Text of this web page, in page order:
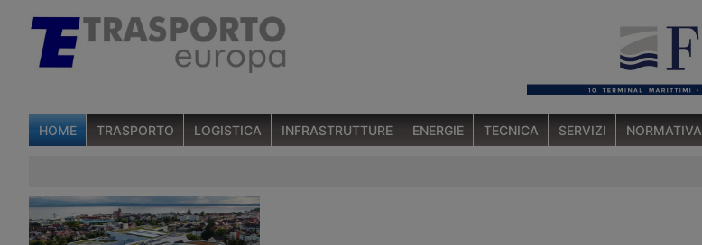
HOME TRASPORTO LOGISTICA INFRASTRUTTURE ENERGIE TECNICA SERVIZI NORMATIVA